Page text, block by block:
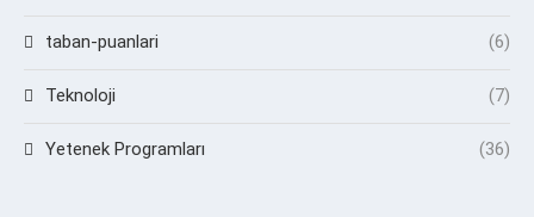
taban-puanlari (6)
Teknoloji (7)
Yetenek Programları (36)